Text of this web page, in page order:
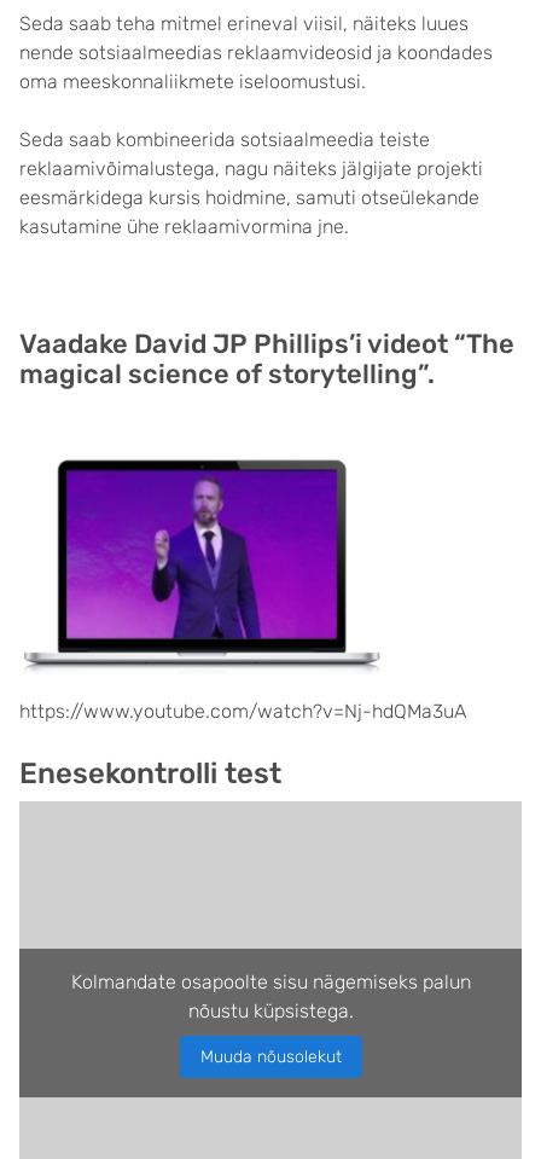
Seda saab teha mitmel erineval viisil, näiteks luues
nende sotsiaalmeedias reklaamvideosid ja koondades
oma meeskonnaliikmete iseloomustusi.
Seda saab kombineerida sotsiaalmeedia teiste
reklaamivõimalustega, nagu näiteks jälgijate projekti
eesmärkidega kursis hoidmine, samuti otseülekande
kasutamine ühe reklaamivormina jne.
Vaadake David JP Phillips’i videot “The
magical science of storytelling”.
https://www.youtube.com/watch?v=Nj-hdQMa3uA
Enesekontrolli test
Kolmandate osapoolte sisu nägemiseks palun
nõustu küpsistega.
Muuda nõusolekut